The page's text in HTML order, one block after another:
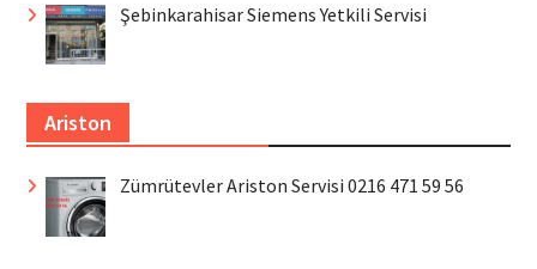
Şebinkarahisar Siemens Yetkili Servisi
Ariston
Zümrütevler Ariston Servisi 0216 471 59 56